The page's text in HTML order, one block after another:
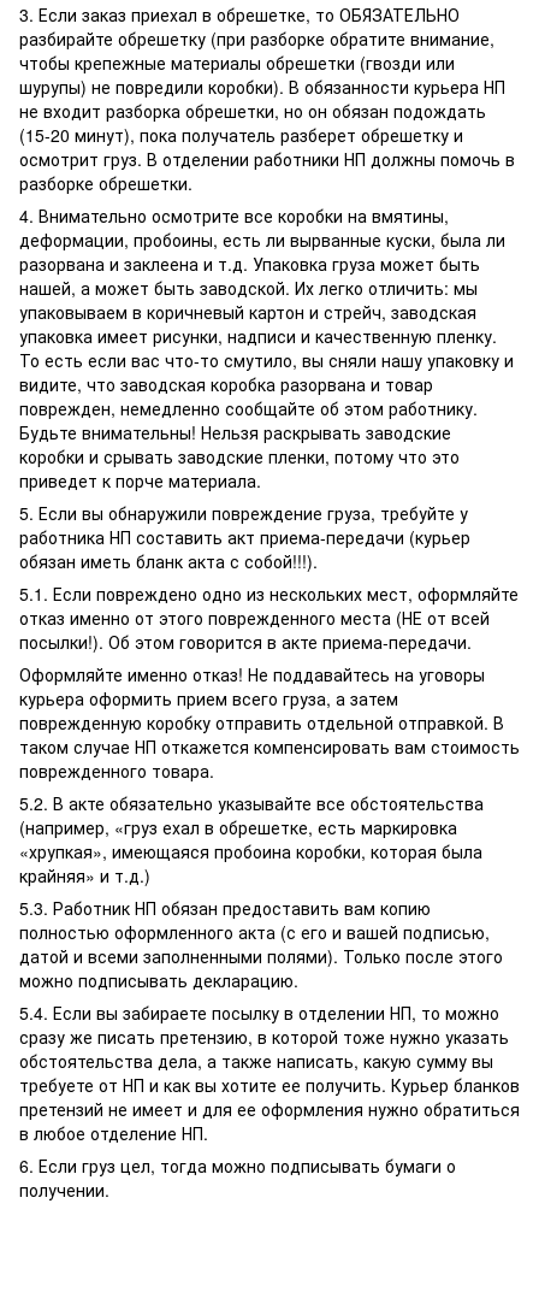
3. Если заказ приехал в обрешетке, то ОБЯЗАТЕЛЬНО
разбирайте обрешетку (при разборке обратите внимание,
чтобы крепежные материалы обрешетки (гвозди или
шурупы) не повредили коробки). В обязанности курьера НП
не входит разборка обрешетки, но он обязан подождать
(15-20 минут), пока получатель разберет обрешетку и
осмотрит груз. В отделении работники НП должны помочь в
разборке обрешетки.
4. Внимательно осмотрите все коробки на вмятины,
деформации, пробоины, есть ли вырванные куски, была ли
разорвана и заклеена и т.д. Упаковка груза может быть
нашей, а может быть заводской. Их легко отличить: мы
упаковываем в коричневый картон и стрейч, заводская
упаковка имеет рисунки, надписи и качественную пленку.
То есть если вас что-то смутило, вы сняли нашу упаковку и
видите, что заводская коробка разорвана и товар
поврежден, немедленно сообщайте об этом работнику.
Будьте внимательны! Нельзя раскрывать заводские
коробки и срывать заводские пленки, потому что это
приведет к порче материала.
5. Если вы обнаружили повреждение груза, требуйте у
работника НП составить акт приема-передачи (курьер
обязан иметь бланк акта с собой!!!).
5.1. Если повреждено одно из нескольких мест, оформляйте
отказ именно от этого поврежденного места (НЕ от всей
посылки!). Об этом говорится в акте приема-передачи.
Оформляйте именно отказ! Не поддавайтесь на уговоры
курьера оформить прием всего груза, а затем
поврежденную коробку отправить отдельной отправкой. В
таком случае НП откажется компенсировать вам стоимость
поврежденного товара.
5.2. В акте обязательно указывайте все обстоятельства
(например, «груз ехал в обрешетке, есть маркировка
«хрупкая», имеющаяся пробоина коробки, которая была
крайняя» и т.д.)
5.3. Работник НП обязан предоставить вам копию
полностью оформленного акта (с его и вашей подписью,
датой и всеми заполненными полями). Только после этого
можно подписывать декларацию.
5.4. Если вы забираете посылку в отделении НП, то можно
сразу же писать претензию, в которой тоже нужно указать
обстоятельства дела, а также написать, какую сумму вы
требуете от НП и как вы хотите ее получить. Курьер бланков
претензий не имеет и для ее оформления нужно обратиться
в любое отделение НП.
6. Если груз цел, тогда можно подписывать бумаги о
получении.